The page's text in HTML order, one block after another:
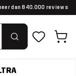
dan 840.000 reviews